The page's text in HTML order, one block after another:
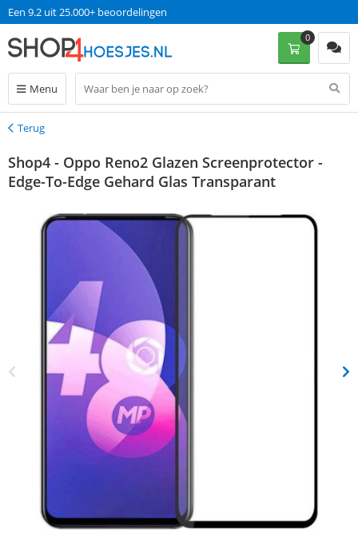
Een 9.2 uit 25.000+ beoordelingen
Menu
0
Terug
Terug
Shop4 - Oppo Reno2 Glazen Screenprotector -
Edge-To-Edge Gehard Glas Transparant